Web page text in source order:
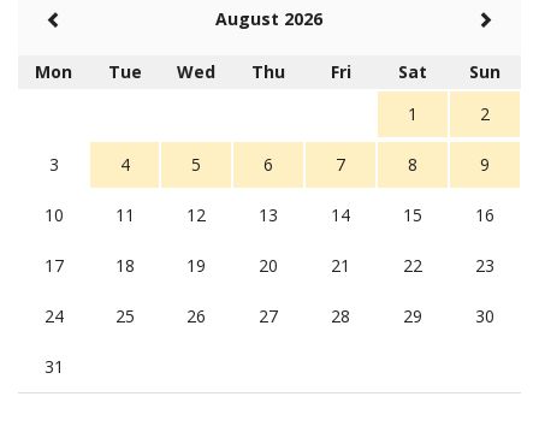
Rambu (rambu03@gmail.com)
Berita Polres Sumba Barat Mantap
5 tahun Yang lalu
Balas
16
August 2026
Mon Tue Wed Thu Fri Sat
Sun
1
2
3 4 5 6 7 8 9
10 11 12 13 14 15 16
17 18 19 20 21 22 23
24 25 26 27 28 29 30
31